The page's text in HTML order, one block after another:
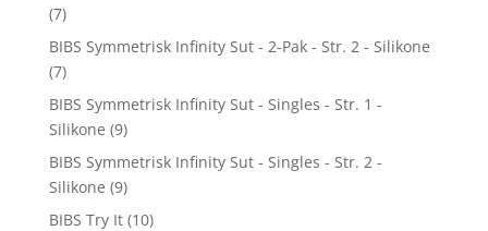
(7)
BIBS Symmetrisk Infinity Sut - 2-Pak - Str. 2 - Silikone
(7)
BIBS Symmetrisk Infinity Sut - Singles - Str. 1 -
Silikone (9)
BIBS Symmetrisk Infinity Sut - Singles - Str. 2 -
Silikone (9)
BIBS Try It (10)